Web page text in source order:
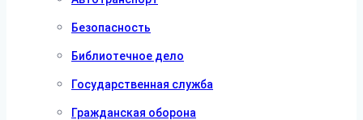
Безопасность
Библиотечное дело
Государственная служба
Гражданская оборона